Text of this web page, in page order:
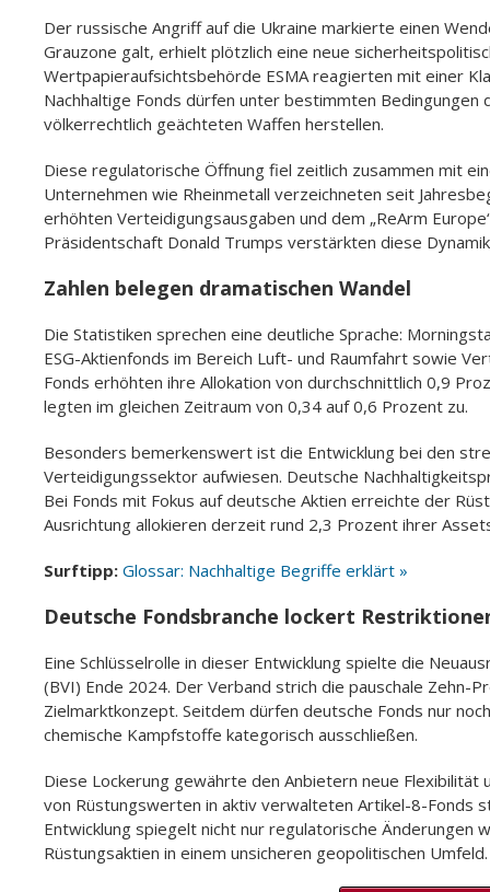
Der russische Angriff auf die Ukraine markierte einen
Grauzone galt, erhielt plötzlich eine neue
Wertpapieraufsichtsbehörde ESMA reagierten mit einer
Nachhaltige Fonds dürfen unter bestimmten
völkerrechtlich geächteten Waffen herstellen.
Diese regulatorische Öffnung fiel zeitlich zusammen mit
Unternehmen wie Rheinmetall verzeichneten seit
erhöhten Verteidigungsausgaben und dem „ReArm
Präsidentschaft Donald Trumps verstärkten diese
Zahlen belegen dramatischen Wandel
Die Statistiken sprechen eine deutliche Sprache:
ESG-Aktienfonds im Bereich Luft- und Raumfahrt sowie
Fonds erhöhten ihre Allokation von durchschnittlich 0,9
legten im gleichen Zeitraum von 0,34 auf 0,6 Prozent zu.
Besonders bemerkenswert ist die Entwicklung bei den
Verteidigungssektor aufwiesen. Deutsche
Bei Fonds mit Fokus auf deutsche Aktien erreichte der
Ausrichtung allokieren derzeit rund 2,3 Prozent ihrer
Surftipp: Glossar: Nachhaltige Begriffe erklärt »
Deutsche Fondsbranche lockert
Eine Schlüsselrolle in dieser Entwicklung spielte die
(BVI) Ende 2024. Der Verband strich die pauschale Zehn-
Zielmarktkonzept. Seitdem dürfen deutsche Fonds nur
chemische Kampfstoffe kategorisch ausschließen.
Diese Lockerung gewährte den Anbietern neue
von Rüstungswerten in aktiv verwalteten Artikel-8-Fonds
Entwicklung spiegelt nicht nur regulatorische Änderungen
Rüstungsaktien in einem unsicheren geopolitischen Umfeld.